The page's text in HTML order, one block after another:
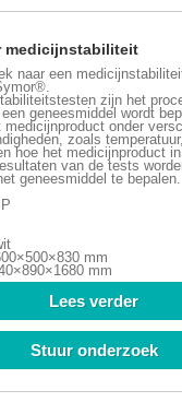
medicijnstabiliteit
naar een
zijn het
geneesmiddel wordt
medicijnproduct onder
zoals
hoe het medicijnproduct
van de tests
geneesmiddel te bepalen.
mm
mm
Lees verder
Stuur onderzoek